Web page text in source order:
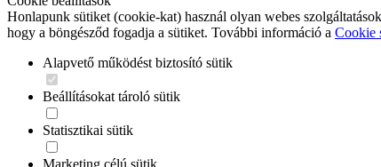
Honlapunk sütiket (cookie-kat) használ olyan webes
hogy a böngésződ fogadja a sütiket. További információ a Cookie
Alapvető működést biztosító sütik
Beállításokat tároló sütik
Statisztikai sütik
Marketing célú sütik